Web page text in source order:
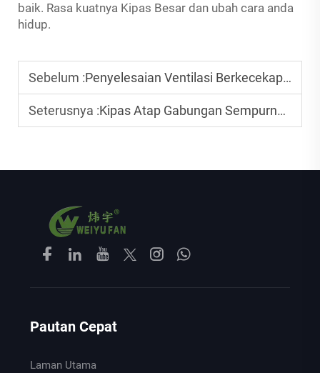
baik. Rasa kuatnya Kipas Besar dan ubah cara anda
hidup.
Sebelum :Penyelesaian Ventilasi Berkecekapan Tenaga Kipas HVLS
Seterusnya :Kipas Atap Gabungan Sempurna Antara Hiasan dan Kepraktisan
Pautan Cepat
Laman Utama